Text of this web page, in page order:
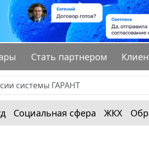
Стать партнером
Социальная сфера ЖКХ